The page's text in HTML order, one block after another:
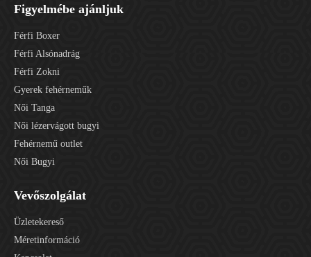
Figyelmébe ajánljuk
Férfi Boxer
Férfi Alsónadrág
Férfi Zokni
Gyerek fehérneműk
Női Tanga
Női lézervágott bugyi
Fehérnemű outlet
Női Bugyi
Vevőszolgálat
Üzletekereső
Méretinformáció